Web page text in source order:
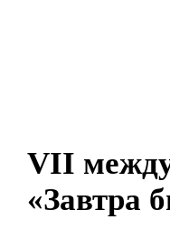
VII
«Завтра